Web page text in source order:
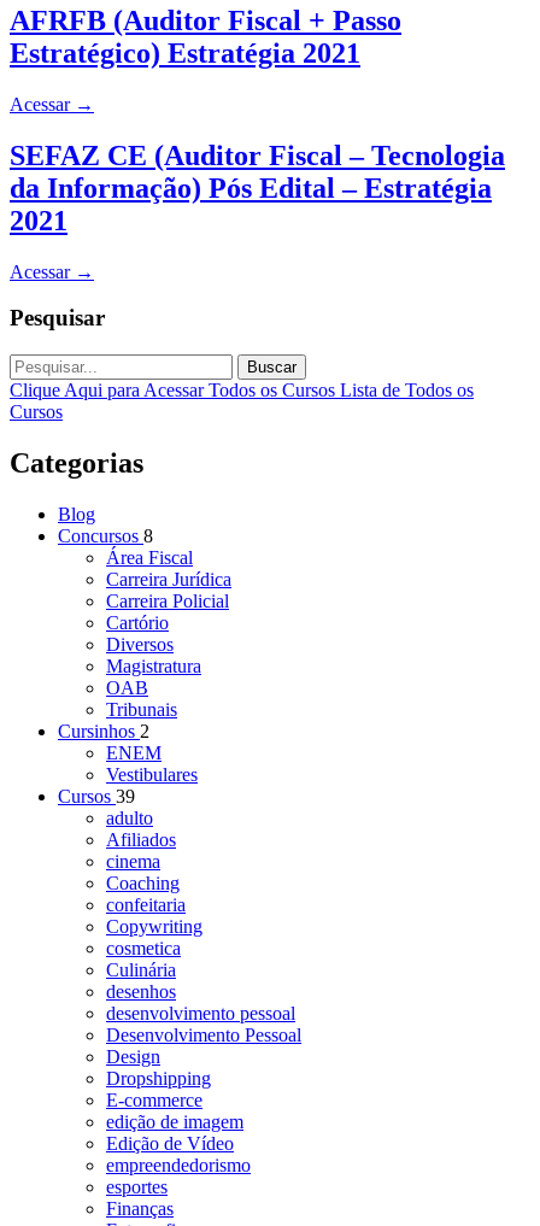
AFRFB (Auditor Fiscal + Passo
Estratégico) Estratégia 2021
Acessar →
SEFAZ CE (Auditor Fiscal – Tecnologia
da Informação) Pós Edital – Estratégia
2021
Acessar →
Pesquisar
Buscar
Clique Aqui para Acessar Todos os Cursos Lista de Todos os
Cursos
Categorias
Blog
Concursos 8
Área Fiscal
Carreira Jurídica
Carreira Policial
Cartório
Diversos
Magistratura
OAB
Tribunais
Cursinhos 2
ENEM
Vestibulares
Cursos 39
adulto
Afiliados
cinema
Coaching
confeitaria
Copywriting
cosmetica
Culinária
desenhos
desenvolvimento pessoal
Desenvolvimento Pessoal
Design
Dropshipping
E-commerce
edição de imagem
Edição de Vídeo
empreendedorismo
esportes
Finanças